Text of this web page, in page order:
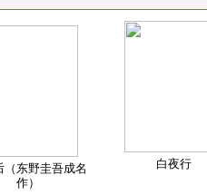
（东野圭吾成名
作）
白夜行